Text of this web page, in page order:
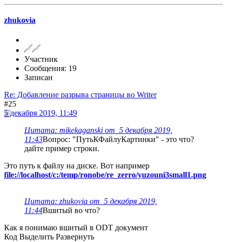
zhukovia
Участник
Сообщения: 19
Записан
Re: Добавление разрыва страницы во Writer
#25
5 декабря 2019, 11:49
Цитата: mikekaganski от 5 декабря 2019,
11:43Вопрос: "ПутьКФайлуКартинки" - это что?
дайте пример строки.
Это путь к файлу на диске. Вот например
file://localhost/c:/temp/ronobe/re_zerro/yuzouni3small1.png
Цитата: zhukovia от 5 декабря 2019,
11:44Вшитый во что?
Как я понимаю вшитый в ODT документ
Код Выделить Развернуть